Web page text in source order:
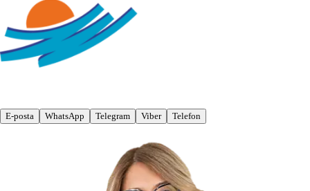
E-posta WhatsApp Telegram Viber Telefon